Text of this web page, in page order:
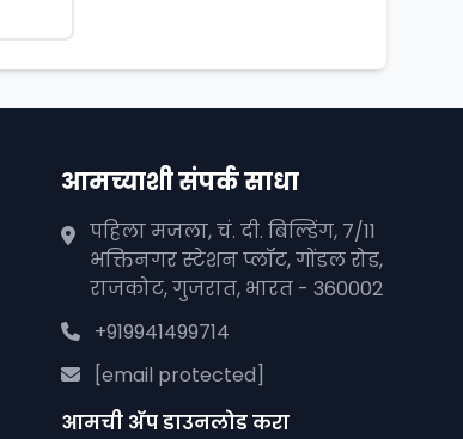
आमच्याशी संपर्क साधा
पहिला मजला, चं. दी. बिल्डिंग, 7/11
भक्तिनगर स्टेशन प्लॉट, गोंडल रोड,
राजकोट, गुजरात, भारत - 360002
+919941499714
[email protected]
आमची अ‍ॅप डाउनलोड करा